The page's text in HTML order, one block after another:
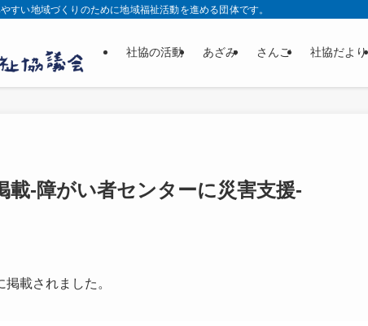
すい地域づくりのために地域福祉活動を進める団体です。
社協の活動 あざみ さんご 社協だより
載-障がい者センターに災害支援-
載されました。